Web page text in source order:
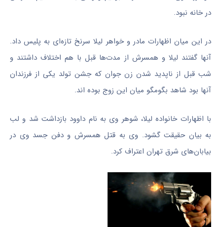
در خانه نبود.
در این میان اظهارات مادر و خواهر لیلا سرنخ تازه‌ای به پلیس داد.
آنها گفتند لیلا و همسرش از مدت‌ها قبل با هم اختلاف داشتند و
شب قبل از ناپدید شدن زن جوان که جشن تولد یکی از فرزندان
آنها بود شاهد بگومگو میان این زوج بوده اند.
با اظهارات خانواده لیلا، شوهر وی به نام داوود بازداشت شد و لب
به بیان حقیقت گشود. وی به قتل همسرش و دفن جسد وی در
بیابان‌های شرق تهران اعتراف کرد.